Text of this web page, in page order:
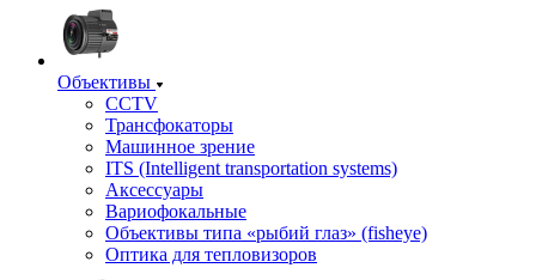
Объективы
CCTV
Трансфокаторы
Машинное зрение
ITS (Intelligent transportation systems)
Аксессуары
Вариофокальные
Объективы типа «рыбий глаз» (fisheye)
Оптика для тепловизоров